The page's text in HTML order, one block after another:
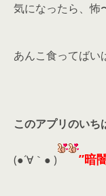
気になったら、怖
あんこ食ってばい
このアプリのいち
(●´∀｀● ) ”暗